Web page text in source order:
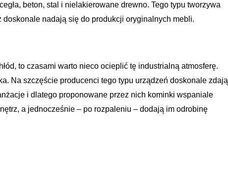
beton, stal i nielakierowane drewno. Tego typu tworzywa
nadają się do produkcji oryginalnych mebli.
to czasami warto nieco ocieplić tę industrialną atmosferę.
Na szczęście producenci tego typu urządzeń doskonale zdają
i dlatego proponowane przez nich kominki wspaniale
a jednocześnie – po rozpaleniu – dodają im odrobinę